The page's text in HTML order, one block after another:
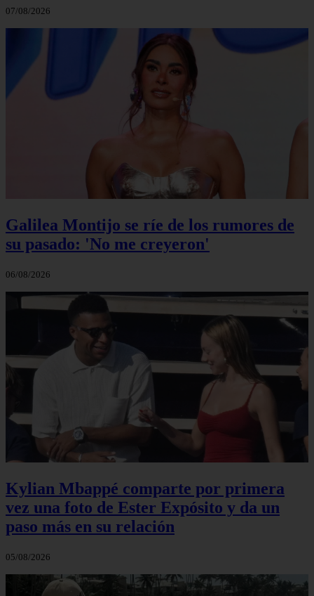
07/08/2026
Galilea Montijo se ríe de los rumores de
su pasado: 'No me creyeron'
06/08/2026
Kylian Mbappé comparte por primera
vez una foto de Ester Expósito y da un
paso más en su relación
05/08/2026